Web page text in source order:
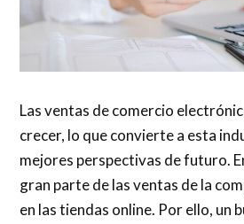
Las ventas de comercio
crecer, lo que convierte a esta
mejores perspectivas de futuro.
gran parte de las ventas de la
en las tiendas online. Por ello, un